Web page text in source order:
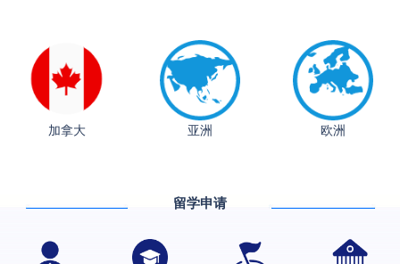
加拿大 亚洲 欧洲
留学申请
从上海财大2+2到谢菲尔德：低均分逆袭QS百强金
伯明翰大学数字媒体与创意产业硕士录取案例